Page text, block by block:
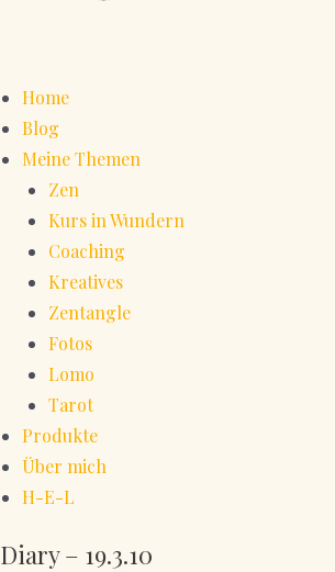
Home
Blog
Meine Themen
Zen
Kurs in Wundern
Coaching
Kreatives
Zentangle
Fotos
Lomo
Tarot
Produkte
Über mich
H-E-L
Diary – 19.3.10